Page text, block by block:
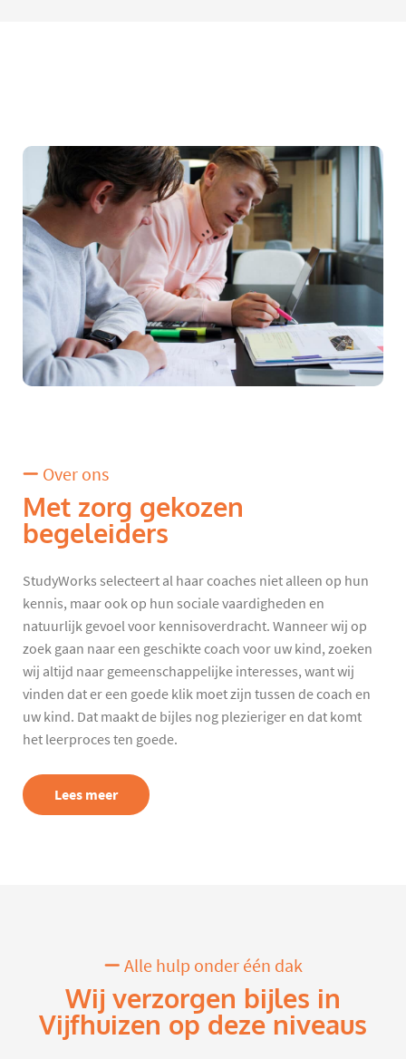
Over ons
Met zorg gekozen
begeleiders
StudyWorks selecteert al haar coaches niet alleen op hun
kennis, maar ook op hun sociale vaardigheden en
natuurlijk gevoel voor kennisoverdracht. Wanneer wij op
zoek gaan naar een geschikte coach voor uw kind, zoeken
wij altijd naar gemeenschappelijke interesses, want wij
vinden dat er een goede klik moet zijn tussen de coach en
uw kind. Dat maakt de bijles nog plezieriger en dat komt
het leerproces ten goede.
Lees meer
Alle hulp onder één dak
Wij verzorgen bijles in
Vijfhuizen op deze niveaus